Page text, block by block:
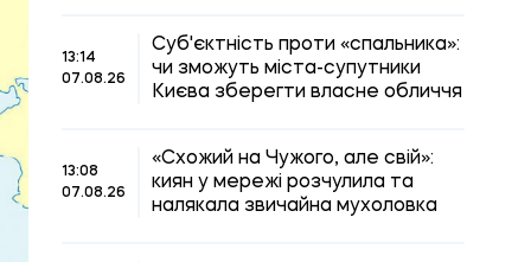
13:14
07.08.26
Суб'єктність проти «спальника»:
чи зможуть міста-супутники
Києва зберегти власне обличчя
13:08
07.08.26
«Схожий на Чужого, але свій»:
киян у мережі розчулила та
налякала звичайна мухоловка